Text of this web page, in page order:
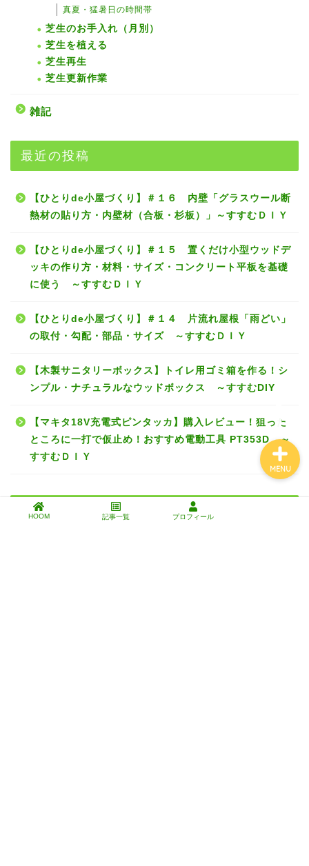
真夏・猛暑日の時間帯
芝生のお手入れ（月別）
芝生を植える
芝生再生
芝生更新作業
雑記
最近の投稿
【ひとりde小屋づくり】＃１６ 内壁「グラスウール断
熱材の貼り方・内壁材（合板・杉板）」～すすむＤＩＹ
【ひとりde小屋づくり】＃１５ 置くだけ小型ウッドデ
ッキの作り方・材料・サイズ・コンクリート平板を基礎
に使う ～すすむＤＩＹ
【ひとりde小屋づくり】＃１４ 片流れ屋根「雨どい」
の取付・勾配・部品・サイズ ～すすむＤＩＹ
【木製サニタリーボックス】トイレ用ゴミ箱を作る！シ
ンプル・ナチュラルなウッドボックス ～すすむDIY
【マキタ18V充電式ピンタッカ】購入レビュー！狙った
ところに一打で仮止め！おすすめ電動工具 PT353D ～
すすむＤＩＹ
検索
HOOM 記事一覧 プロフィール
MENU
エクステリアDIY
インテリアDIY
工具・道具・材料